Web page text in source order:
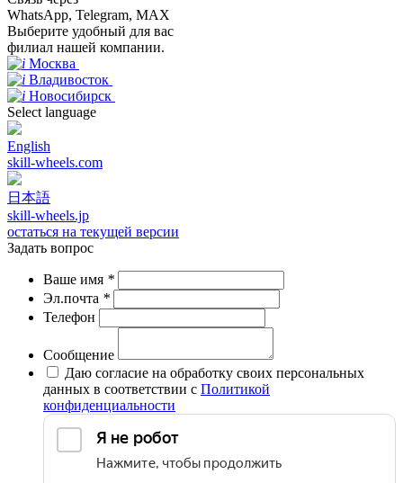
WhatsApp, Telegram, MAX
Выберите удобный для вас
филиал нашей компании.
Москва
Владивосток
Новосибирск
Select language
English
skill-wheels.com
日本語
skill-wheels.jp
остаться на текущей версии
Задать вопрос
Ваше имя *
Эл.почта *
Телефон
Сообщение
Даю согласие на обработку своих персональных
данных в соответствии с Политикой
конфиденциальности